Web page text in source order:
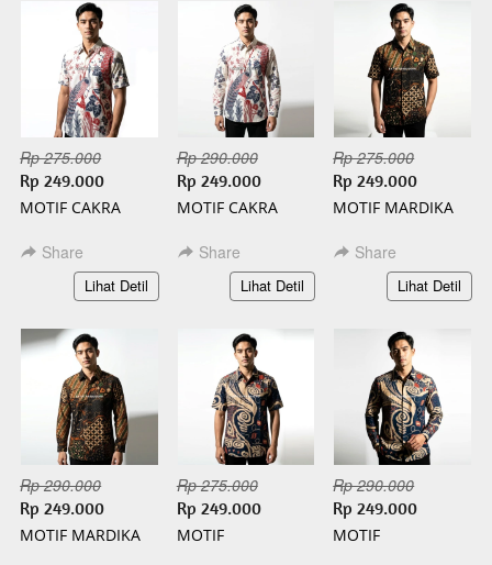
Rp 275.000
Rp 249.000
MOTIF CAKRA
SLIMFIT
Share
`Lihat Detil
Rp 290.000
Rp 249.000
MOTIF CAKRA
SLIMFIT
Share
`
Lihat Detil
Rp 275.000
Rp 249.000
MOTIF MARDIKA
SLIMFIT
Share
`Lihat Detil
Rp 290.000
Rp 249.000
MOTIF MARDIKA
Rp 275.000
Rp 249.000
MOTIF
Rp 290.000
Rp 249.000
MOTIF